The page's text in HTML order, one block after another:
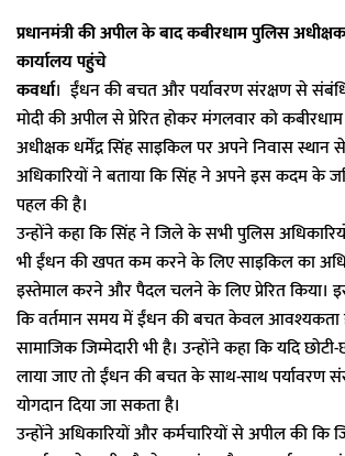
प्रधानमंत्री की अपील के बाद कबीरधाम पुलिस
कार्यालय पहुंचे
कवर्धा। ईंधन की बचत और पर्यावरण संरक्षण से संबंधित
मोदी की अपील से प्रेरित होकर मंगलवार को
अधीक्षक धर्मेंद्र सिंह साइकिल पर अपने निवास स्थान
अधिकारियों ने बताया कि सिंह ने अपने इस कदम के
पहल की है।
उन्होंने कहा कि सिंह ने जिले के सभी पुलिस
भी ईंधन की खपत कम करने के लिए साइकिल का
इस्तेमाल करने और पैदल चलने के लिए प्रेरित किया।
कि वर्तमान समय में ईंधन की बचत केवल आवश्यकता
सामाजिक जिम्मेदारी भी है। उन्होंने कहा कि यदि
लाया जाए तो ईंधन की बचत के साथ-साथ पर्यावरण
योगदान दिया जा सकता है।
उन्होंने अधिकारियों और कर्मचारियों से अपील की कि